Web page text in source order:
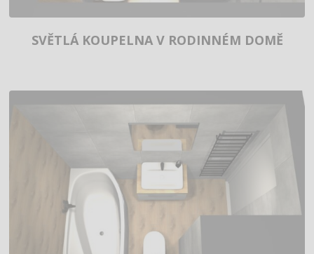
SVĚTLÁ KOUPELNA V RODINNÉM DOMĚ